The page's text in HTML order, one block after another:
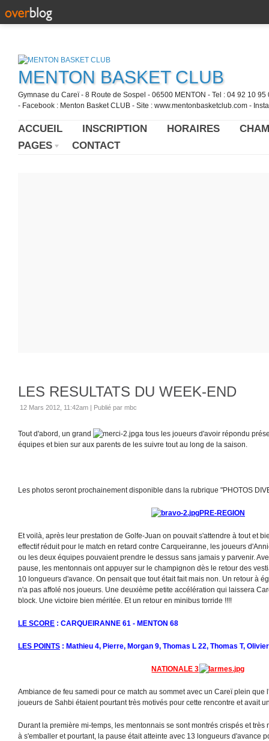
MENTON BASKET CLUB
Gymnase du Careï - 8 Route de Sospel - 06500 MENTON - Tel : 04 92 10
- Facebook : Menton Basket CLUB - Site : www.mentonbasketclub.com -
ACCUEIL INSCRIPTION HORAIRES
PAGES
CONTACT
LES RESULTATS DU WEEK-END
12 Mars 2012, 11:42am | Publié par mbc
Tout d'abord, un grand
a tous les joueurs d'avoir répondu
équipes et bien sur aux parents de les suivre tout au long de la saison.
Les photos seront prochainement disponible dans la rubrique "PHOTOS
PRE-REGION
Et voilà, après leur prestation de Golfe-Juan on pouvait s'attendre à tout et
effectif réduit pour le match en retard contre Carqueiranne, les joueurs
ou les deux équipes pouvaient prendre le dessus sans jamais y parvenir.
pause, les mentonnais ont appuyer sur le champignon dès le retour des
10 longueurs d'avance. On pensait que tout était fait mais non. Un retour à
n'a pas affolé nos joueurs. Une deuxième petite accélération qui laissera
block. Une victoire bien méritée. Et un retour en minibus torride !!!!
LE SCORE : CARQUEIRANNE 61 - MENTON 68
LES POINTS : Mathieu 4, Pierre, Morgan 9, Thomas L 22, Thomas T,
NATIONALE 3
Ambiance de feu samedi pour ce match au sommet avec un Careï plein que
joueurs de Sahbi étaient pourtant très motivés pour cette rencontre et avait
Durant la première mi-temps, les mentonnais se sont montrés crispés et très
à s'emballer et pourtant, la pause était atteinte avec 13 longueurs d'avance